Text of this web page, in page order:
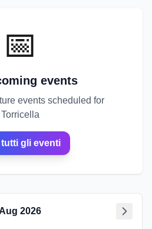
📅
events
events scheduled for
Torricella
tutti gli eventi
2026